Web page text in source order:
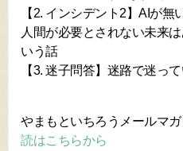
【2. インシデント2】AIが無
人間が必要とされない未来
いう話
【3. 迷子問答】迷路で迷っ
やまもといちろうメールマ
読はこちらから